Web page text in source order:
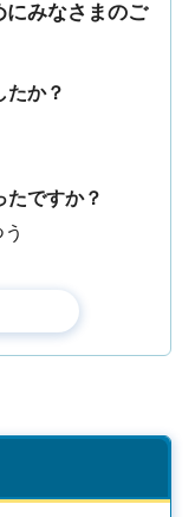
にみなさまのご
たか？
たですか？